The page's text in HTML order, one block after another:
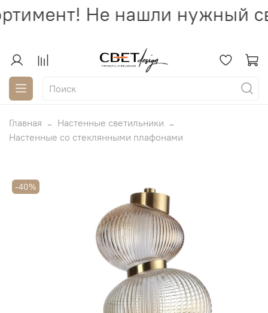
Не нашли нужный
Главная
Настенные светильники
Настенные со стеклянными плафонами
-40%